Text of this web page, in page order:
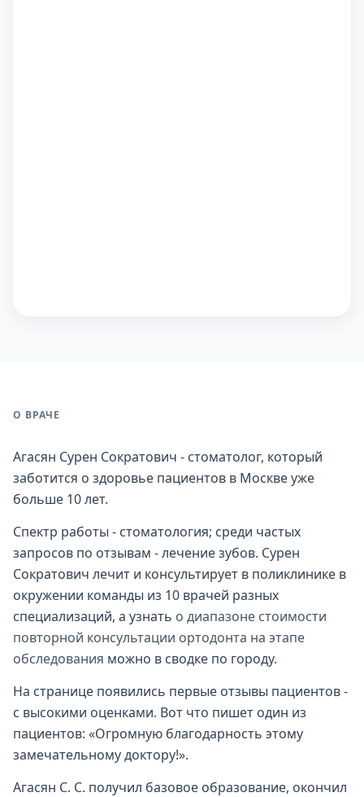
О ВРАЧЕ
Агасян Сурен Сократович - стоматолог, который
заботится о здоровье пациентов в Москве уже
больше 10 лет.
Спектр работы - стоматология; среди частых
запросов по отзывам - лечение зубов. Сурен
Сократович лечит и консультирует в поликлинике в
окружении команды из 10 врачей разных
специализаций, а узнать о диапазоне стоимости
повторной консультации ортодонта на этапе
обследования можно в сводке по городу.
На странице появились первые отзывы пациентов -
с высокими оценками. Вот что пишет один из
пациентов: «Огромную благодарность этому
замечательному доктору!».
Агасян С. С. получил базовое образование, окончил